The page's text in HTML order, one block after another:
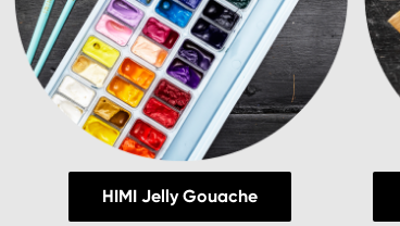
HIMI Jelly Gouache